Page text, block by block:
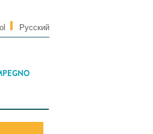
Русский